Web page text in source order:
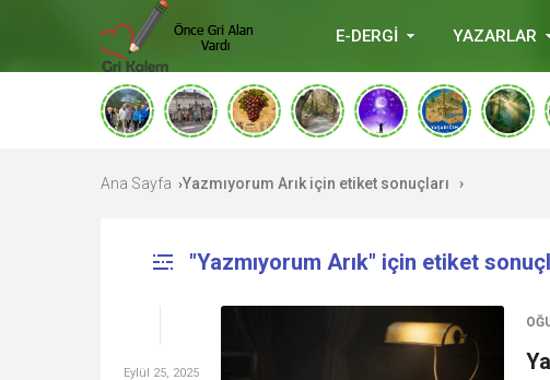
E-DERGİ YAZARLAR
Ana Sayfa ›Yazmıyorum Arık için etiket sonuçları ›
"Yazmıyorum Arık" için etiket
Eylül 25, 2025
verabetgiris.co